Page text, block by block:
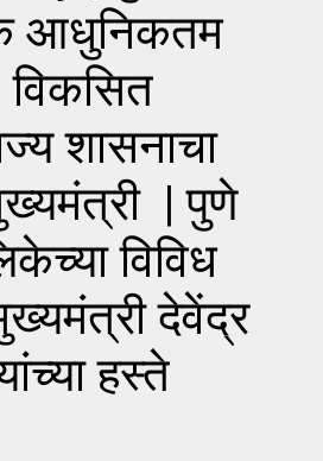
आधुनिकतम
शासनाचा
| पुणे
विविध
देवेंद्र
हस्ते